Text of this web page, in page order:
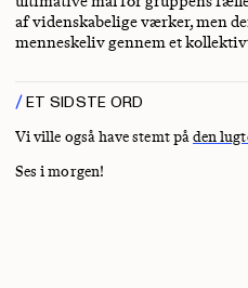
af videnskabelige værker, men
menneskeliv gennem et
ET SIDSTE ORD
Vi ville også have stemt påden
Ses i morgen!